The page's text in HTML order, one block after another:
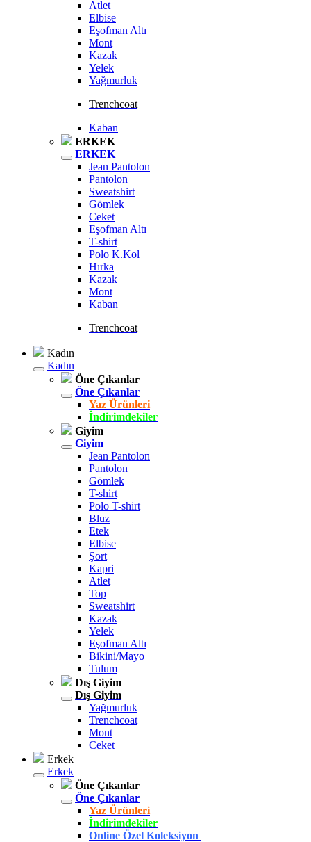
Atlet
Elbise
Eşofman Altı
Mont
Kazak
Yelek
Yağmurluk
Trenchcoat
Kaban
ERKEK
ERKEK
Jean Pantolon
Pantolon
Sweatshirt
Gömlek
Ceket
Eşofman Altı
T-shirt
Polo K.Kol
Hırka
Kazak
Mont
Kaban
Trenchcoat
Kadın
Kadın
Öne Çıkanlar
Öne Çıkanlar
Yaz Ürünleri
İndirimdekiler
Giyim
Giyim
Jean Pantolon
Pantolon
Gömlek
T-shirt
Polo T-shirt
Bluz
Etek
Elbise
Şort
Kapri
Atlet
Top
Sweatshirt
Kazak
Yelek
Eşofman Altı
Bikini/Mayo
Tulum
Dış Giyim
Dış Giyim
Yağmurluk
Trenchcoat
Mont
Ceket
Erkek
Erkek
Öne Çıkanlar
Öne Çıkanlar
Yaz Ürünleri
İndirimdekiler
Online Özel Koleksiyon